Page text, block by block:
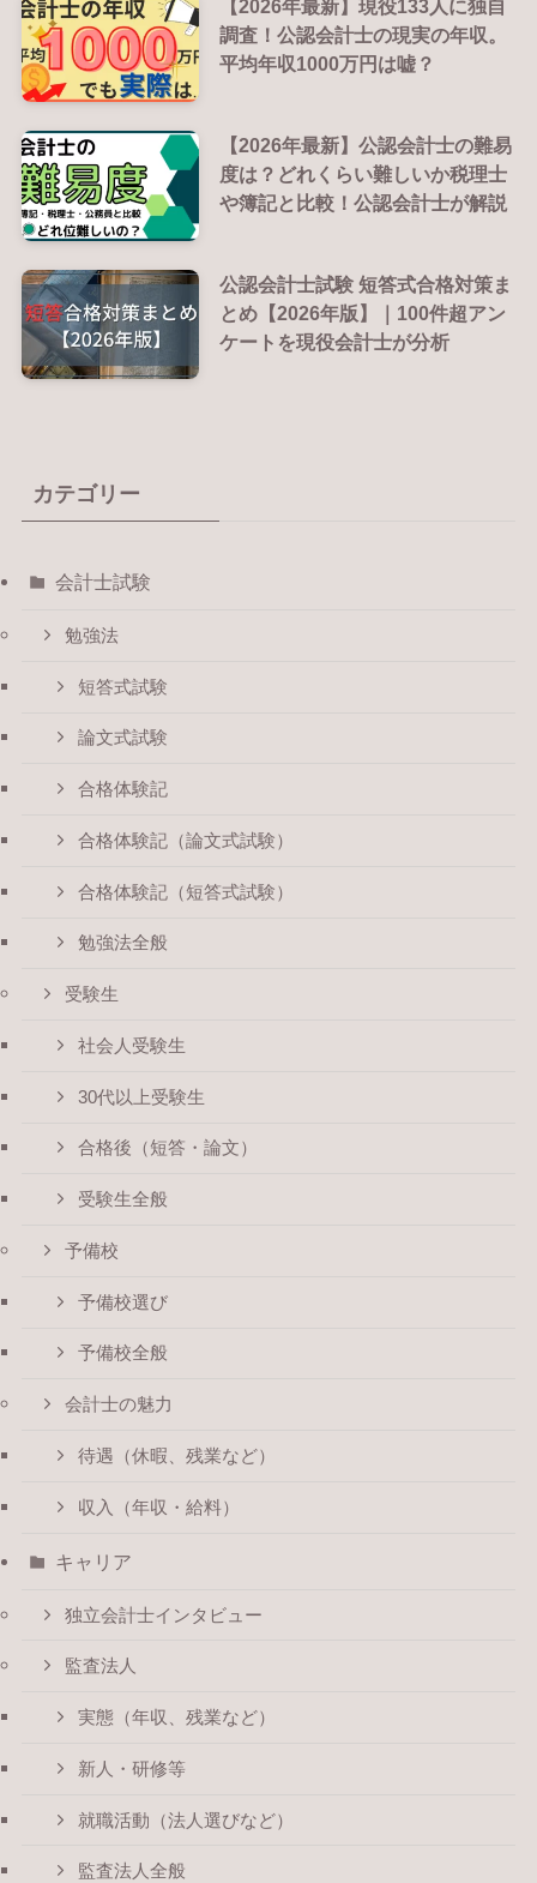
【2026年最新】現役133人に独自
調査！公認会計士の現実の年収。
平均年収1000万円は嘘？
【2026年最新】公認会計士の難易
度は？どれくらい難しいか税理士
や簿記と比較！公認会計士が解説
公認会計士試験 短答式合格対策ま
とめ【2026年版】｜100件超アン
ケートを現役会計士が分析
カテゴリー
会計士試験
勉強法
短答式試験
論文式試験
合格体験記
合格体験記（論文式試験）
合格体験記（短答式試験）
勉強法全般
受験生
社会人受験生
30代以上受験生
合格後（短答・論文）
受験生全般
予備校
予備校選び
予備校全般
会計士の魅力
待遇（休暇、残業など）
収入（年収・給料）
キャリア
独立会計士インタビュー
監査法人
実態（年収、残業など）
新人・研修等
就職活動（法人選びなど）
監査法人全般